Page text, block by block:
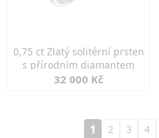
0,75 ct Zlatý solitérní prsten
s přírodním diamantem
32 000 Kč
1 2 3 4